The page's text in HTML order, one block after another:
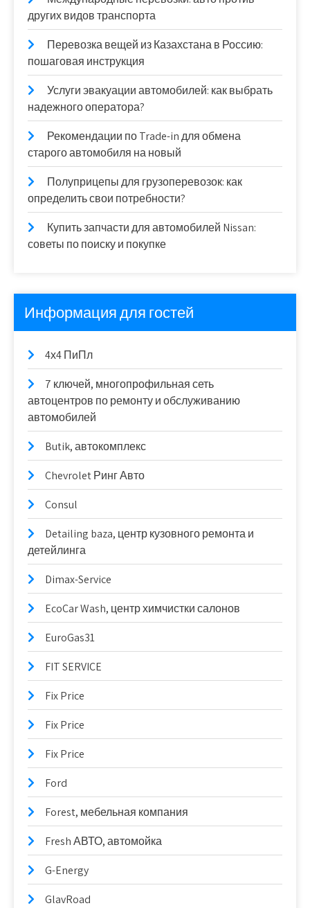
других видов транспорта
Перевозка вещей из Казахстана в Россию:
пошаговая инструкция
Услуги эвакуации автомобилей: как выбрать
надежного оператора?
Рекомендации по Trade-in для обмена
старого автомобиля на новый
Полуприцепы для грузоперевозок: как
определить свои потребности?
Купить запчасти для автомобилей Nissan:
советы по поиску и покупке
Информация для гостей
4х4 ПиПл
7 ключей, многопрофильная сеть
автоцентров по ремонту и обслуживанию
автомобилей
Butik, автокомплекс
Chevrolet Ринг Авто
Consul
Detailing baza, центр кузовного ремонта и
детейлинга
Dimax-Service
EcoCar Wash, центр химчистки салонов
EuroGas31
FIT SERVICE
Fix Price
Fix Price
Fix Price
Ford
Forest, мебельная компания
Fresh АВТО, автомойка
G-Energy
GlavRoad